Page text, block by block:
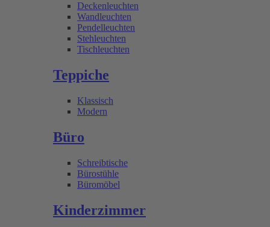
Deckenleuchten
Wandleuchten
Pendelleuchten
Stehleuchten
Tischleuchten
Teppiche
Klassisch
Modern
Büro
Schreibtische
Bürostühle
Büromöbel
Kinderzimmer